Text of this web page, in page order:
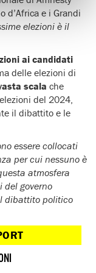
d’Africa e i Grandi
elezioni è il
ai candidati
delle elezioni di
scala che
del 2024,
il dibattito e le
essere collocati
per cui nessuno è
atmosfera
del governo
dibattito politico